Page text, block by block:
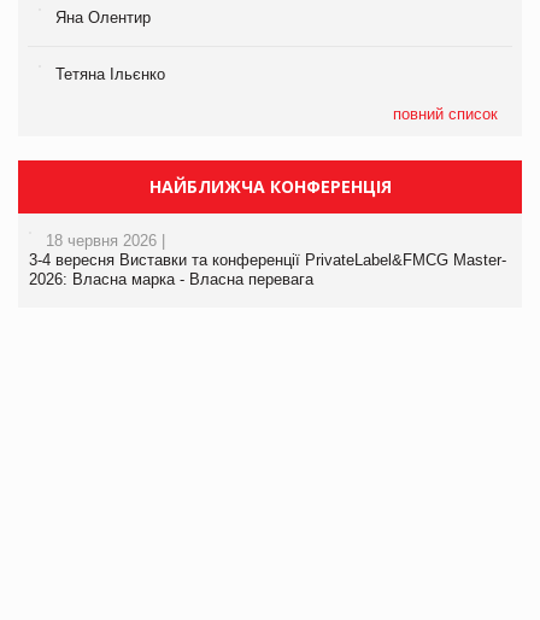
Яна Олентир
Тетяна Ільєнко
повний список
НАЙБЛИЖЧА КОНФЕРЕНЦІЯ
18 червня 2026 |
3-4 вересня Виставки та конференції PrivateLabel&FMCG Master-
2026: Власна марка - Власна перевага